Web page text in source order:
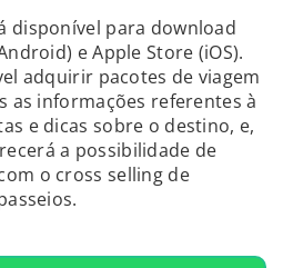
disponível para download
e Apple Store (iOS).
adquirir pacotes de viagem
as informações referentes à
e dicas sobre o destino, e,
a possibilidade de
o cross selling de